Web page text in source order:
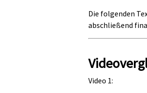
Die folgenden
abschließend
Video 1: